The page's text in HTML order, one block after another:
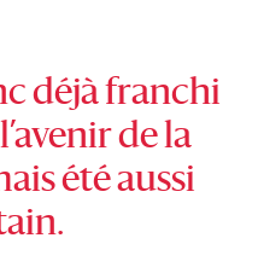
déjà franchi
de la
été aussi